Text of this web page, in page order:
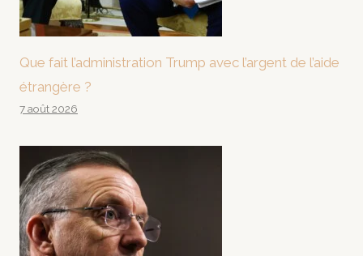
Que fait l’administration Trump avec l’argent de l’aide
étrangère ?
7 août 2026